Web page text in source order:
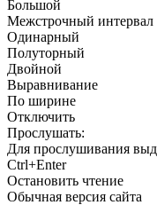
Большой
Межстрочный интервал
Одинарный
Полуторный
Двойной
Выравнивание
По ширине
Отключить
Прослушать:
Для прослушивания
Ctrl+Enter
Остановить чтение
Обычная версия сайта